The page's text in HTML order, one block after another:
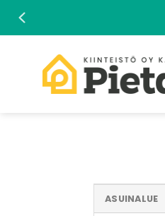
ASUINALUE